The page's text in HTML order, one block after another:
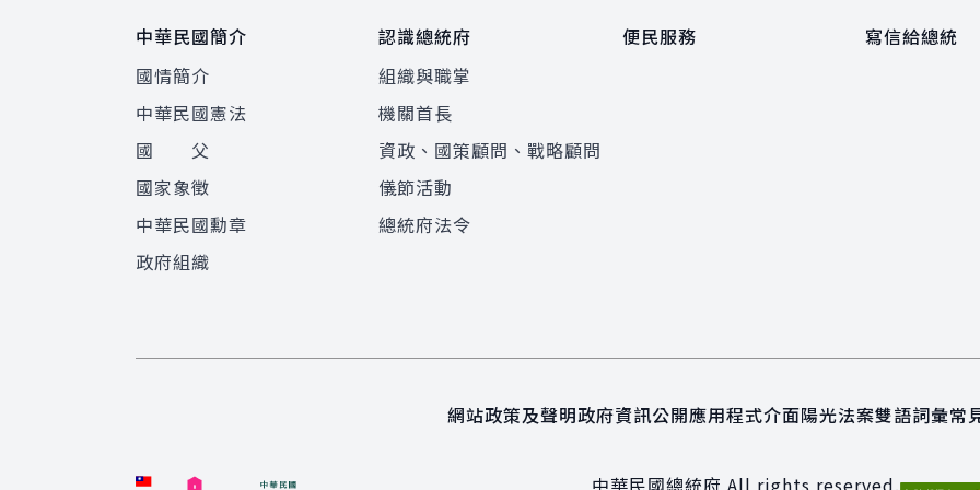
中華民國簡介
國情簡介
中華民國憲法
國 父
國家象徵
中華民國勳章
政府組織
認識總統府
組織與職掌
機關首長
資政、國策顧問、戰略顧問
儀節活動
總統府法令
便民服務 寫信給總統
網站政策及聲明政府資訊公開應用程式介面陽光法案雙語詞彙常
中華民國總統府 All rights reserved.